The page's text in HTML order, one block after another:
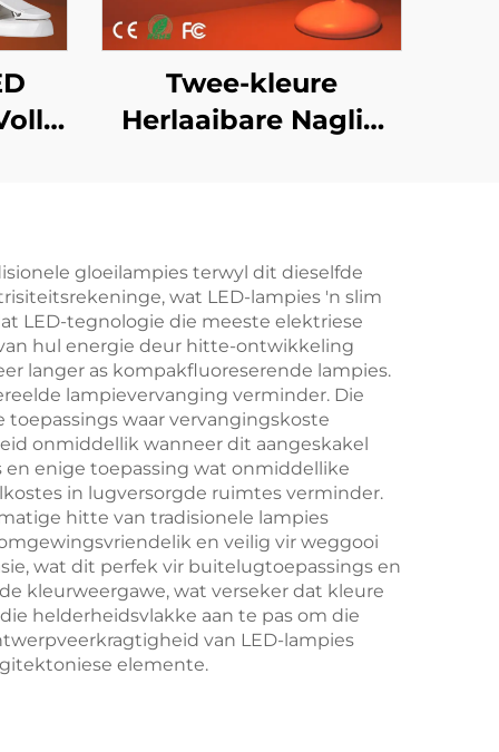
Twee-kleure
Herlaaibare Naglig
met Geheue 18U
Batteryleeftyd Type-
C
gloeilampies terwyl dit dieselfde
wat LED-lampies 'n slim
LED-tegnologie die meeste elektriese
hul energie deur hitte-ontwikkeling
langer as kompakfluoreserende lampies.
lampievervanging verminder. Die
waar vervangingskoste
onmiddellik wanneer dit aangeskakel
en enige toepassing wat onmiddellike
in lugversorgde ruimtes verminder.
hitte van tradisionele lampies
en veilig vir weggooi
wat dit perfek vir buitelugtoepassings en
kleurweergawe, wat verseker dat kleure
helderheidsvlakke aan te pas om die
van LED-lampies
elemente.